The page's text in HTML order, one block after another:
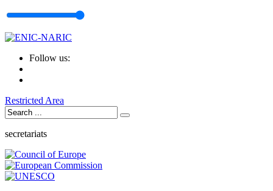
Follow us:
Restricted Area
secretariats